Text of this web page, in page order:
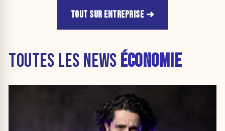
TOUT SUR ENTREPRISE
TOUTES LES NEWS ÉCONOMIE